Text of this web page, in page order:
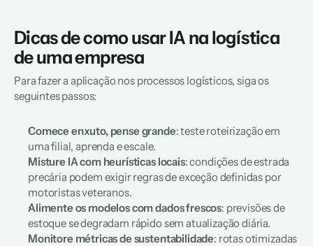
Dicas de como usar IA na logística
de uma empresa
Para fazer a aplicação nos processos logísticos, siga os
seguintes passos:
Comece enxuto, pense grande: teste roteirização em
uma filial, aprenda e escale.
Misture IA com heurísticas locais: condições de estrada
precária podem exigir regras de exceção definidas por
motoristas veteranos.
Alimente os modelos com dados frescos: previsões de
estoque se degradam rápido sem atualização diária.
Monitore métricas de sustentabilidade: rotas otimizadas